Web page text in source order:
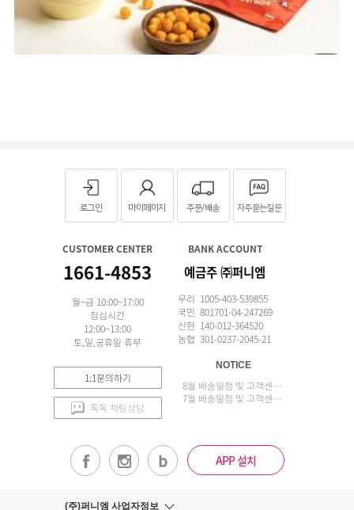
로그인 마이페이지 주문/배송 자주묻는질문
CUSTOMER CENTER
1661-4853
월~금 10:00~17:00
점심시간
12:00~13:00
토,일,공휴일 휴무
1:1문의하기
톡톡 채팅상담
BANK ACCOUNT
예금주 ㈜퍼니엠
우리 1005-403-539855
국민 801701-04-247269
신한 140-012-364520
농협 301-0237-2045-21
NOTICE
8월 배송일정 및 고객센터 업무 안내
7월 배송일정 및 고객센터 업무 안내
APP 설치
(주)퍼니엠 사업자정보